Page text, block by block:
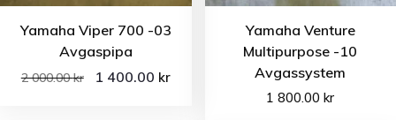
Yamaha Viper 700 -03
Avgaspipa
2 000.00kr 1 400.00 kr
Yamaha Venture
Multipurpose -10
Avgassystem
1 800.00kr